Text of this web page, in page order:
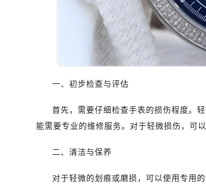
一、初步检查与评估
首先，需要仔细检查手表的损伤程度。
能需要专业的维修服务。对于轻微损伤，可
二、清洁与保养
对于轻微的划痕或磨损，可以使用专用